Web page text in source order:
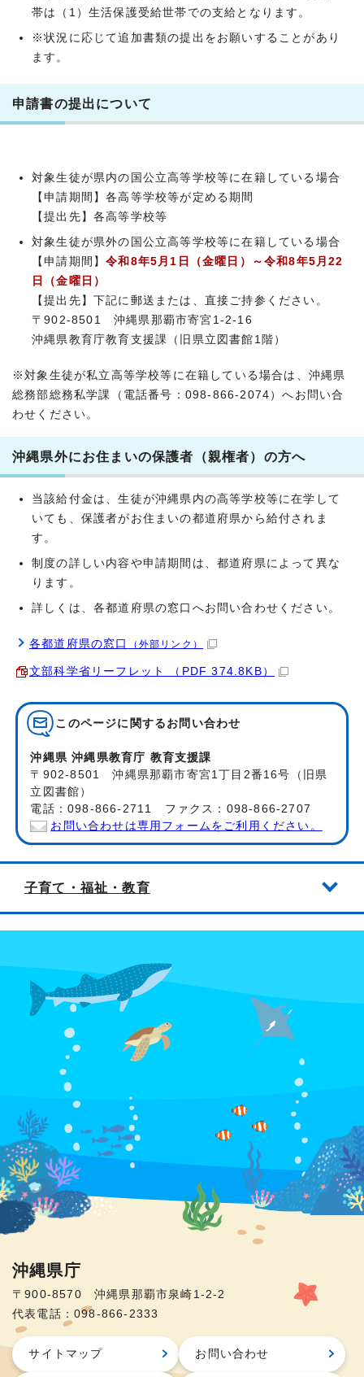
帯は（1）生活保護受給世帯での支給となります。
※状況に応じて追加書類の提出をお願いすることがあり
ます。
申請書の提出について
対象生徒が県内の国公立高等学校等に在籍している場合
【申請期間】各高等学校等が定める期間
【提出先】各高等学校等
対象生徒が県外の国公立高等学校等に在籍している場合
【申請期間】令和8年5月1日（金曜日）～令和8年5月22
日（金曜日）
【提出先】下記に郵送または、直接ご持参ください。
〒902-8501 沖縄県那覇市寄宮1-2-16
沖縄県教育庁教育支援課（旧県立図書館1階）
※対象生徒が私立高等学校等に在籍している場合は、沖縄県
総務部総務私学課（電話番号：098-866-2074）へお問い合
わせください。
沖縄県外にお住まいの保護者（親権者）の方へ
当該給付金は、生徒が沖縄県内の高等学校等に在学して
いても、保護者がお住まいの都道府県から給付されま
す。
制度の詳しい内容や申請期間は、都道府県によって異な
ります。
詳しくは、各都道府県の窓口へお問い合わせください。
各都道府県の窓口 （外部リンク）
文部科学省リーフレット （PDF 374.8KB）
このページに関する お問い合わせ
沖縄県 沖縄県教育庁 教育支援課
〒902-8501 沖縄県那覇市寄宮1丁目2番16号（旧県
立図書館）
電話：098-866-2711 ファクス：098-866-2707
お問い合わせは専用フォームをご利用ください。
子育て・福祉・教育
沖縄県庁
〒900-8570 沖縄県那覇市泉崎1-2-2
代表電話：098-866-2333
サイトマップ お問い合わせ